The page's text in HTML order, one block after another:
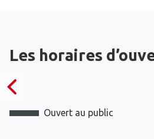
Les horaires
Ouvert au public